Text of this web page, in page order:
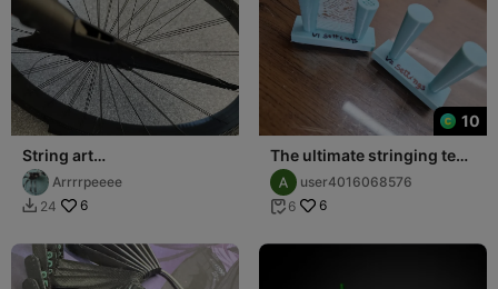
String art
bridging/stringing test
piecesArrrrpeeee
 24 6
10
The ultimate stringing test
for any 3d printer
user4016068576
 6 6